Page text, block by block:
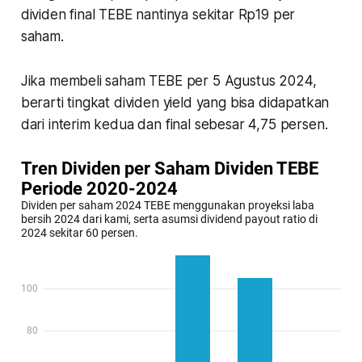
dividen final TEBE nantinya sekitar Rp19 per
saham.
Jika membeli saham TEBE per 5 Agustus 2024,
berarti tingkat dividen yield yang bisa didapatkan
dari interim kedua dan final sebesar 4,75 persen.